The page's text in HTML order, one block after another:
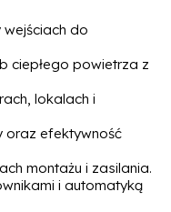
do
ciepłego powietrza z
lokalach i
oraz efektywność
montażu i zasilania.
i automatyką